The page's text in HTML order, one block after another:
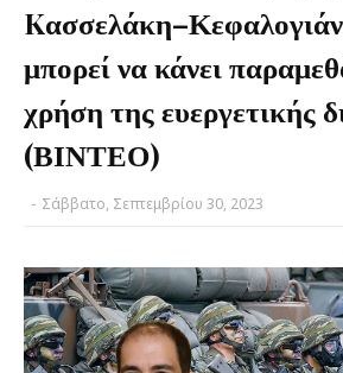
μπορεί να κάνει
χρήση της ευεργετικής
(ΒΙΝΤΕΟ)
- Σάββατο, Σεπτεμβρίου 30, 2023